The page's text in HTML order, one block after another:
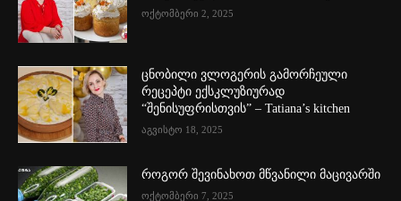
ოქტომბერი 2, 2025
ცნობილი ვლოგერის გამორჩეული
რეცეპტი ექსკლუზიურად
“შენისუფრისთვის” – Tatiana’s kitchen
აგვისტო 18, 2025
როგორ შევინახოთ მწვანილი მაცივარში
ოქტომბერი 7, 2025